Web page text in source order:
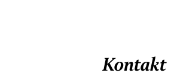
Kontakt